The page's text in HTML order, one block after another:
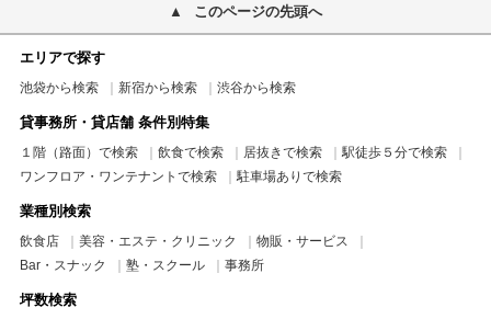
このページの先頭へ
エリアで探す
池袋から検索 新宿から検索 渋谷から検索
貸事務所・貸店舗 条件別特集
１階（路面）で検索 飲食で検索 居抜きで検索
駅徒歩５分で検索
ワンフロア・ワンテナントで検索
駐車場ありで検索
業種別検索
飲食店 美容・エステ・クリニック
物販・サービス
Bar・スナック
塾・スクール 事務所
坪数検索